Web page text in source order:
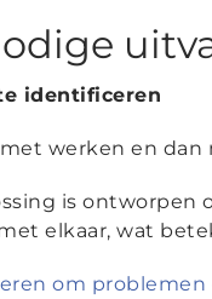
identificeren
werken en dan
is
elkaar, wat
om problemen